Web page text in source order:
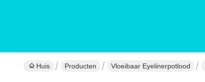
Huis Producten Vloeibaar Eyelinerpotlood